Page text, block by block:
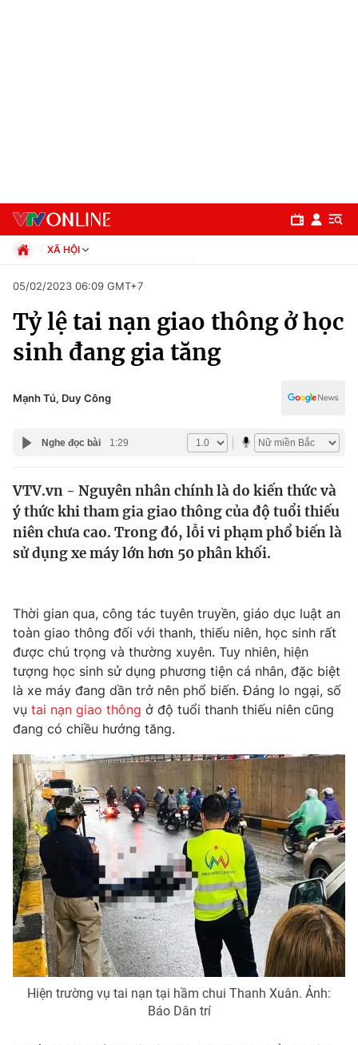
Chuyên mục
Chính trị
Xã hội
Y tế
Thế giới
Thế giới đó đây
Câu chuyện quốc tế
Tài chính
Thị trường
Góc doanh nghiệp
Dữ liệu và đời sống
Truyền hình
Phim VTV
Hậu trường
Nhân vật
Khán giả
Giải sao mai
Giải trí
Điện ảnh
Âm nhạc
Sao
Đời sống
Du lịch
Làm đẹp
Chất lượng cuộc sống
Giáo dục
Tuyển sinh
Học trực tuyến
Công nghệ
Hitech Công nghệ tương lai
Sản phẩm
Thị trường
Tư vấn
Giao lưu trực tuyến
Lịch phát sóng
XÃ HỘI
Xã hội
Pháp luật
Kinh tế
Thể thao
Văn hóa - Giải trí
Đời sống
Giáo dục
05/02/2023 06:09 GMT+7
Tỷ lệ tai nạn giao thông ở học
sinh đang gia tăng
Mạnh Tú, Duy Công
Nghe đọc bài 1:29
VTV.vn - Nguyên nhân chính là do kiến thức và
ý thức khi tham gia giao thông của độ tuổi thiếu
niên chưa cao. Trong đó, lỗi vi phạm phổ biến là
sử dụng xe máy lớn hơn 50 phân khối.
Thời gian qua, công tác tuyên truyền, giáo dục luật an
toàn giao thông đối với thanh, thiếu niên, học sinh rất
được chú trọng và thường xuyên. Tuy nhiên, hiện
tượng học sinh sử dụng phương tiện cá nhân, đặc biệt
là xe máy đang dần trở nên phổ biến. Đáng lo ngại, số
vụ tai nạn giao thông ở độ tuổi thanh thiếu niên cũng
đang có chiều hướng tăng.
Hiện trường vụ tai nạn tại hầm chui Thanh Xuân. Ảnh:
Báo Dân trí